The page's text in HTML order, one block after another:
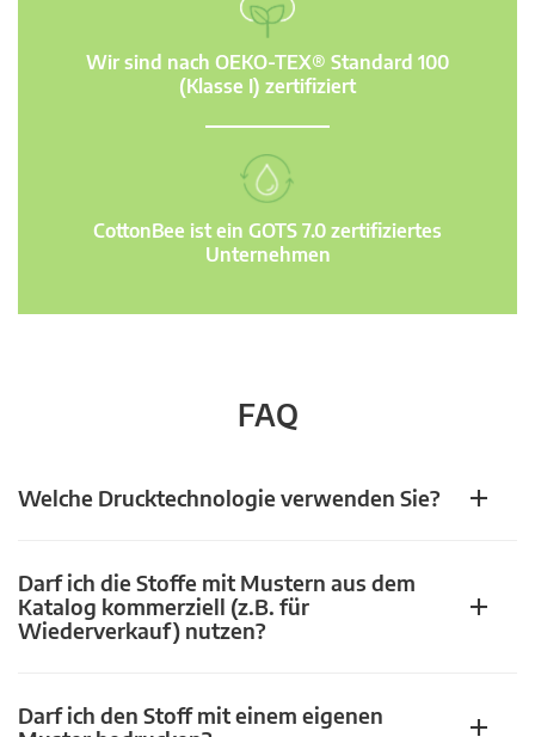
Wir sind nach OEKO-TEX® Standard 100
(Klasse I) zertifiziert
CottonBee ist ein GOTS 7.0 zertifiziertes
Unternehmen
FAQ
Welche Drucktechnologie verwenden Sie?
Darf ich die Stoffe mit Mustern aus dem
Katalog kommerziell (z.B. für
Wiederverkauf) nutzen?
Darf ich den Stoff mit einem eigenen